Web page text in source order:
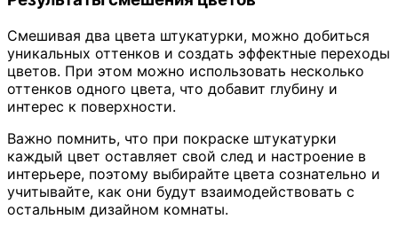
Смешивая два цвета штукатурки, можно добиться
уникальных оттенков и создать эффектные переходы
цветов. При этом можно использовать несколько
оттенков одного цвета, что добавит глубину и
интерес к поверхности.
Важно помнить, что при покраске штукатурки
каждый цвет оставляет свой след и настроение в
интерьере, поэтому выбирайте цвета сознательно и
учитывайте, как они будут взаимодействовать с
остальным дизайном комнаты.